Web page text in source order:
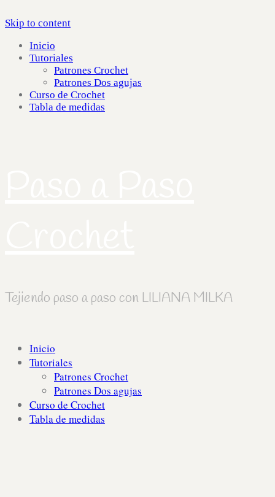
Skip to content
Inicio
Tutoriales
Patrones Crochet
Patrones Dos agujas
Curso de Crochet
Tabla de medidas
Tejiendo paso a paso con LILIANA MILKA
Inicio
Tutoriales
Patrones Crochet
Patrones Dos agujas
Curso de Crochet
Tabla de medidas